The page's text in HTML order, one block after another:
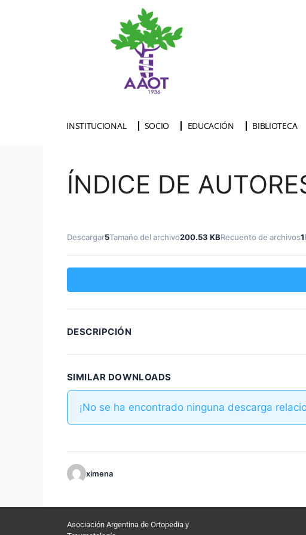
INSTITUCIONAL SOCIO EDUCACIÓN BIBLIOTECA
ÍNDICE DE
Descargar5Tamaño del archivo200.53 KBRecuento de archivos1
DESCRIPCIÓN
SIMILAR DOWNLOADS
¡No se ha encontrado ninguna descarga
ximena
Asociación Argentina de Ortopedia y